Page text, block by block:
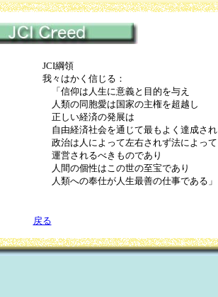
JCI綱領
我々はかく信じる：
「信仰は人生に意義と目的を与え
人類の同胞愛は国家の主権を超越し
正しい経済の発展は
自由経済社会を通じて最もよく達成され
政治は人によって左右されず法によって
運営されるべきものであり
人間の個性はこの世の至宝であり
人類への奉仕が人生最善の仕事である」
戻る